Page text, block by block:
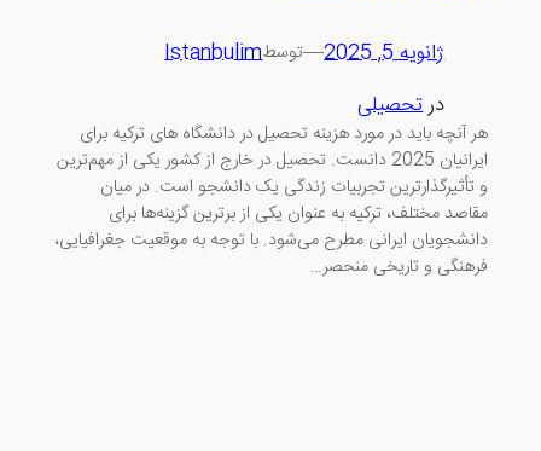
ژانویه 5, 2025 —توسطIstanbulim
درتحصیلی
هر آنچه باید در مورد هزینه تحصیل در دانشگاه های ترکیه برای
ایرانیان 2025 دانست. تحصیل در خارج از کشور یکی از مهم‌ترین
و تأثیرگذارترین تجربیات زندگی یک دانشجو است. در میان
مقاصد مختلف، ترکیه به عنوان یکی از برترین گزینه‌ها برای
دانشجویان ایرانی مطرح می‌شود. با توجه به موقعیت جغرافیایی،
فرهنگی و تاریخی منحصر…